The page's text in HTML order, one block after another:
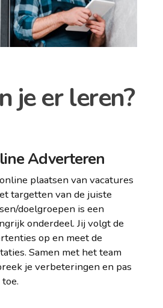
je er leren?
Adverteren
plaatsen van vacatures
targetten van de juiste
doelgroepen is een
onderdeel. Jij volgt de
op en meet de
Samen met het team
je verbeteringen en pas